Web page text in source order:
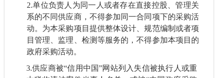
2.单位负责人为同一人或者存在直接控股、管理关
系的不同供应商，不得参加同一合同项下的采购活
动。为本采购项目提供整体设计、规范编制或者项
目管理、监理、检测等服务的，不得参加本项目的
政府采购活动。
3.供应商被“信用中国”网站列入失信被执行人 或重